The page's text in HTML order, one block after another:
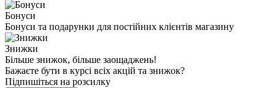
Бонуси
Бонуси та подарунки для постійних клієнтів магазину
Знижки
Більше знижок, більше заощаджень!
Бажаєте бути в курсі всіх акцій та знижок?
Підпишіться на розсилку